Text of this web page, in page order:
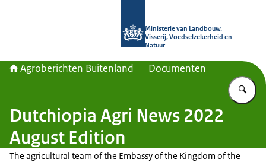
Ministerie van Landbouw,
Visserij, Voedselzekerheid en
Natuur
Agroberichten Buitenland Documenten
Dutchiopia Agri News 2022
August Edition
The agricultural team of the Embassy of the Kingdom of the